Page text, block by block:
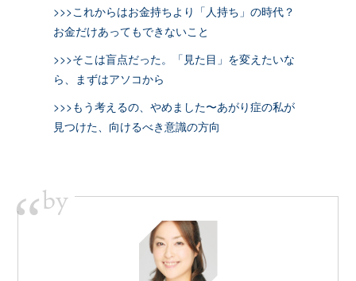
>>>これからはお金持ちより「人持ち」の時代？
お金だけあってもできないこと
>>>そこは盲点だった。「見た目」を変えたいな
ら、まずはアソコから
>>>もう考えるの、やめました〜あがり症の私が
見つけた、向けるべき意識の方向
“by